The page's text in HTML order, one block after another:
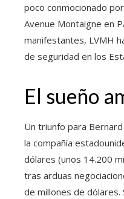
poco conmocionado
Avenue Montaigne en
manifestantes, LVMH
de seguridad en los
El sueño
Un triunfo para
la compañía
dólares (unos 14.200
tras arduas
de millones de dólares.